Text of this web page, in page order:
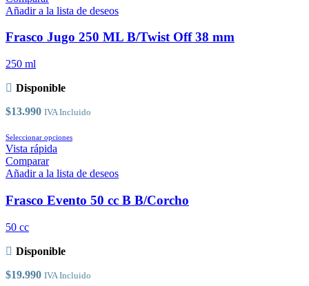
múltiples
Las
la
de
Añadir a la lista de deseos
Frasco Jugo 250 ML B/Twist Off 38 mm
250 ml
Disponible
$13.990 IVA Incluido
Seleccionar opcionesEste
múltiples
Las
opciones
la
Vista rápida
Comparar
Añadir a la lista de deseos
Frasco Evento 50 cc B B/Corcho
50 cc
Disponible
$19.990 IVA Incluido